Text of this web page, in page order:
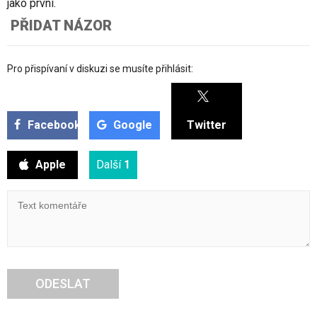
jako první.
PŘIDAT NÁZOR
Pro přispívaní v diskuzi se musíte přihlásit:
Facebook Google Twitter
Apple Další 1
ODESLAT